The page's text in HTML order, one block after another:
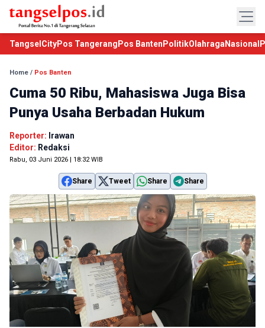
TangselCityPos Tangerang Pos Banten PolitikOlahraga Nasional
Home / Pos Banten
Cuma 50 Ribu, Mahasiswa Juga Bisa
Punya Usaha Berbadan Hukum
Reporter: Irawan
Editor: Redaksi
Rabu, 03 Juni 2026 | 18:32 WIB
Share Tweet Share Share